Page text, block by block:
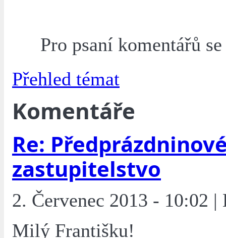
Pro psaní komentářů
Přehled témat
Komentáře
Re:
zastupitelstvo
2. Červenec 2013 - 10:02 |
Milý Františku!